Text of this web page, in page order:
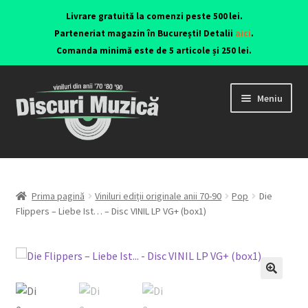
Livrare gratuită la comenzi peste 500 lei.
Parteneriat magazin în București! Detalii aici.
Comanda minimă este de 5 articole și 250 lei.
Meniu
Viniluri ediții originale anii 70-90
CD-uri originale
Prima pagină Viniluri ediții originale anii 70-90 Pop
Die
Flippers – Liebe Ist… – Disc VINIL LP VG+ (box1)